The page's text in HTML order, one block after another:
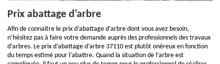
Prix abattage d'arbre
Afin de connaître le prix d’abattage d’arbre dont vous avez besoin,
n’hésitez pas à faire votre demande auprès des professionnels des travaux
d’arbres. Le prix d’abattage d’arbre 37110 est plutôt onéreux en fonction
du temps estimé pour l’abattre. Quand la situation de l’arbre est